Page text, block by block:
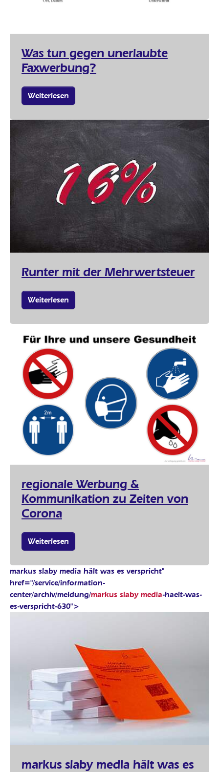
Was tun gegen unerlaubte
Faxwerbung?
Weiterlesen
Runter mit der Mehrwertsteuer
Weiterlesen
regionale Werbung &
Kommunikation zu Zeiten von
Corona
Weiterlesen
markus slaby media hält was es verspricht"
href="/service/information-
center/archiv/meldung/markus slaby media-haelt-was-
es-verspricht-630">
markus slaby media hält was es